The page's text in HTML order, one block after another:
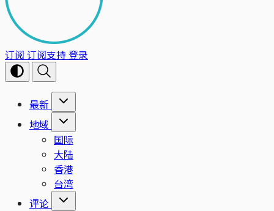
订阅 订阅支持登录
最新
地域
国际
大陆
香港
台湾
评论